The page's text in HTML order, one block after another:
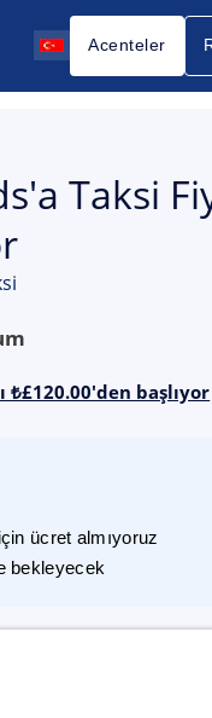
Acenteler
Taksi
başlıyor
ücret almıyoruz
bekleyecek